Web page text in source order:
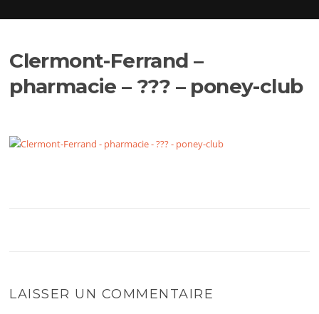
Clermont-Ferrand –
pharmacie – ??? – poney-club
LAISSER UN COMMENTAIRE